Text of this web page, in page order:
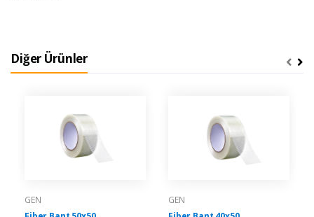
Diğer Ürünler
GEN
GEN